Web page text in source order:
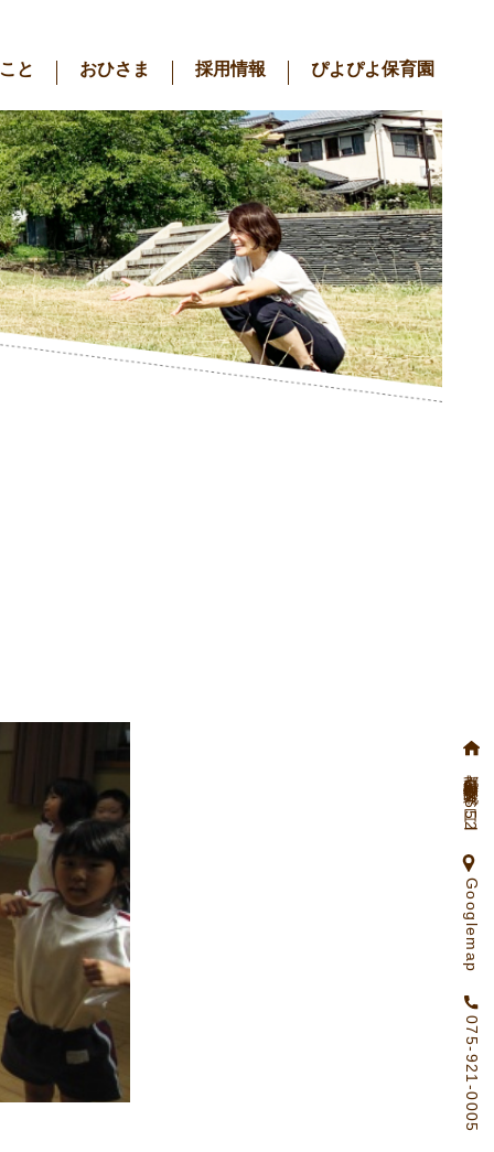
と おひさま 採用情報 ぴよぴよ保育園
京都府向日市物集女町北ノ口65ー2
Googlemap
075-921-0005